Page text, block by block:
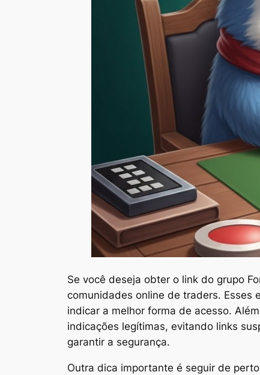
Se você deseja obter o link do grupo
comunidades online de traders. Esses
indicar a melhor forma de acesso.
indicações legítimas, evitando links
garantir a segurança.
Outra dica importante é seguir de